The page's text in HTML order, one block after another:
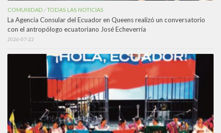
COMUNIDAD /TODAS LAS NOTICIAS
La Agencia Consular del Ecuador en Queens realizó un conversatorio
con el antropólogo ecuatoriano José Echeverría
2026-07-22